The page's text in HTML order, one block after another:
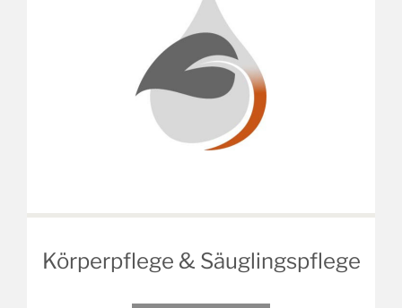
Körperpflege & Säuglingspflege